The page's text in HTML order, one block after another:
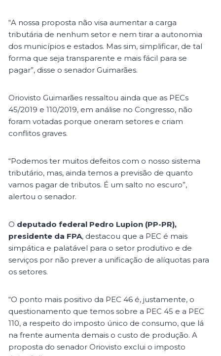
“A nossa proposta não visa aumentar a carga
tributária de nenhum setor e nem tirar a autonomia
dos municípios e estados. Mas sim, simplificar, de tal
forma que seja transparente e mais fácil para se
pagar”, disse o senador Guimarães.
Oriovisto Guimarães ressaltou ainda que as PECs
45/2019 e 110/2019, em análise no Congresso, não
foram votadas porque oneram setores e criam
conflitos graves.
“Podemos ter muitos defeitos com o nosso sistema
tributário, mas, ainda temos a previsão de quanto
vamos pagar de tributos. É um salto no escuro”,
alertou o senador.
O deputado federal Pedro Lupion (PP-PR),
presidente da FPA, destacou que a PEC é mais
simpática e palatável para o setor produtivo e de
serviços por não prever a unificação de alíquotas para
os setores.
“O ponto mais positivo da PEC 46 é, justamente, o
questionamento que temos sobre a PEC 45 e a PEC
110, a respeito do imposto único de consumo, que lá
na frente aumenta demais o custo de produção. A
proposta do senador Oriovisto exclui o imposto